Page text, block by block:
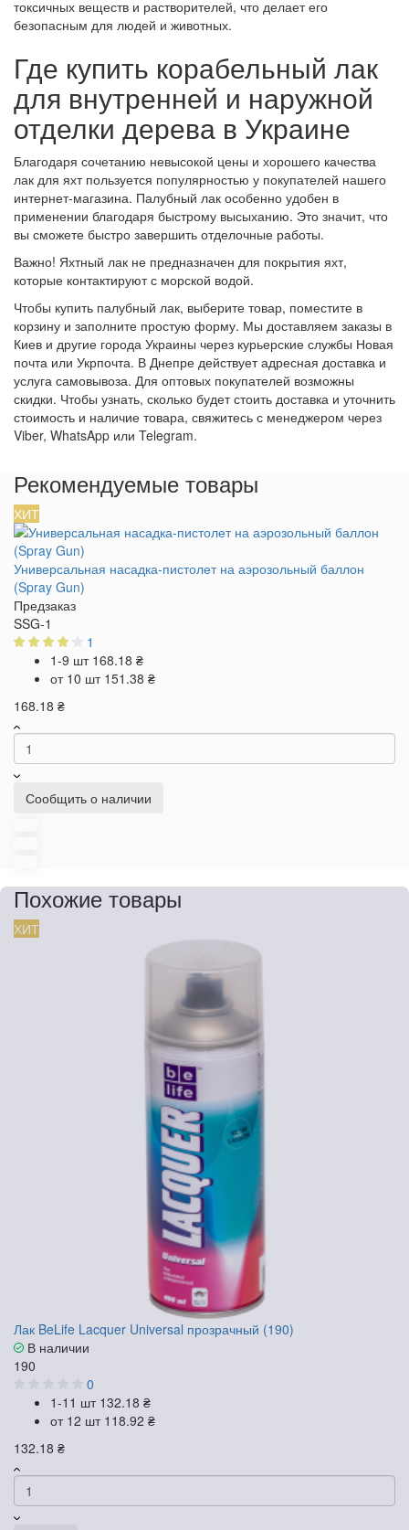
токсичных веществ и растворителей, что делает его
безопасным для людей и животных.
Где купить корабельный лак
для внутренней и наружной
отделки дерева в Украине
Благодаря сочетанию невысокой цены и хорошего качества
лак для яхт пользуется популярностью у покупателей нашего
интернет-магазина. Палубный лак особенно удобен в
применении благодаря быстрому высыханию. Это значит, что
вы сможете быстро завершить отделочные работы.
Важно! Яхтный лак не предназначен для покрытия яхт,
которые контактируют с морской водой.
Чтобы купить палубный лак, выберите товар, поместите в
корзину и заполните простую форму. Мы доставляем заказы в
Киев и другие города Украины через курьерские службы Новая
почта или Укрпочта. В Днепре действует адресная доставка и
услуга самовывоза. Для оптовых покупателей возможны
скидки. Чтобы узнать, сколько будет стоить доставка и уточнить
стоимость и наличие товара, свяжитесь с менеджером через
Viber, WhatsApp или Telegram.
Рекомендуемые товары
ХИТ
Универсальная насадка-пистолет на аэрозольный баллон
(Spray Gun)
Предзаказ
SSG-1
1
1-9 шт 168.18 ₴
от 10 шт 151.38 ₴
168.18 ₴
Сообщить о наличии
Похожие товары
ХИТ
Лак BeLife Lacquer Universal прозрачный (190)
В наличии
190
0
1-11 шт 132.18 ₴
от 12 шт 118.92 ₴
132.18 ₴